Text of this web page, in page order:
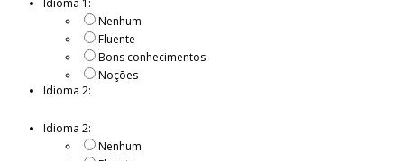
Idioma 1:
Nenhum
Fluente
Bons conhecimentos
Noções
Idioma 2:
Idioma 2:
Nenhum